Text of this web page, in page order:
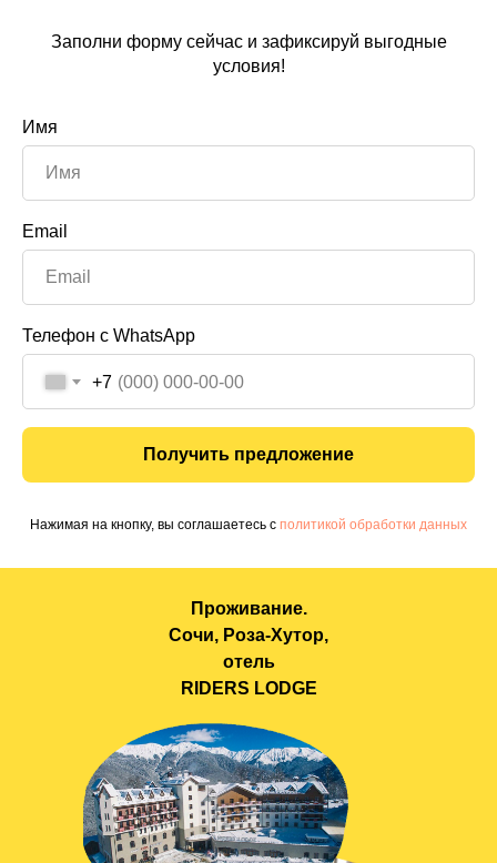
Заполни форму сейчас и зафиксируй выгодные
условия!
Имя
Email
Телефон с WhatsApp
+7
Получить предложение
Нажимая на кнопку, вы соглашаетесь с политикой обработки данных
Проживание.
Сочи, Роза-Хутор,
отель
RIDERS LODGE